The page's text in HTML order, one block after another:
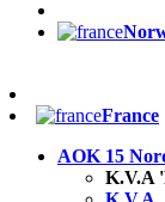
France
AOK 15
K.V.A